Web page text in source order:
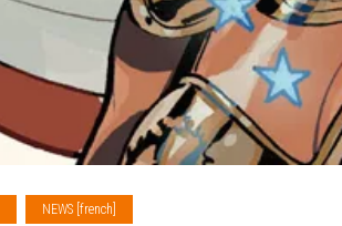
NEWS [french]